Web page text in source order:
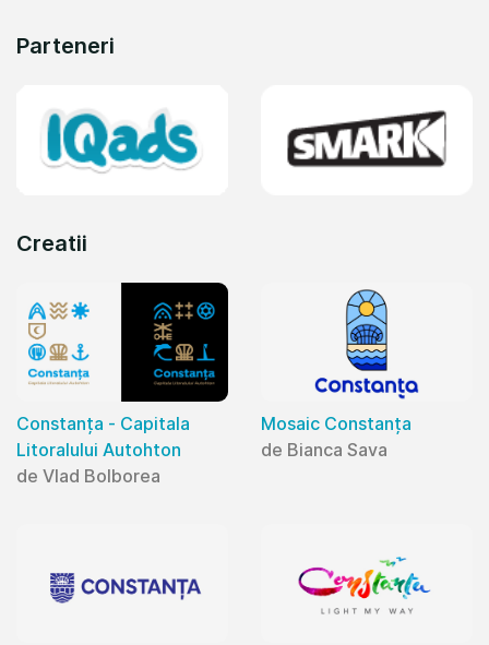
Parteneri
Creatii
Constanța - Capitala
Litoralului Autohton
de Vlad Bolborea
Mosaic Constanța
de Bianca Sava